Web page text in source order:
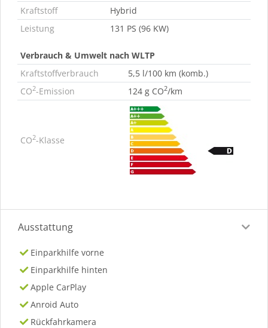
Kraftstoff
Hybrid
Leistung
131 PS (96 KW)
Verbrauch & Umwelt nach WLTP
Kraftstoffverbrauch
5,5 l/100 km (komb.)
CO2-Emission 124 g CO2/km
CO2-Klasse
Ausstattung
Einparkhilfe vorne
Einparkhilfe hinten
Apple CarPlay
Anroid Auto
Rückfahrkamera